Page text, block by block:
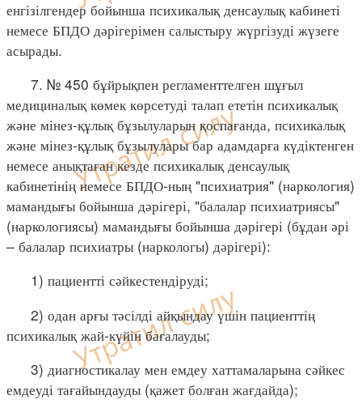
енгізілгендер бойынша психикалық денсаулық кабинеті
немесе БПДО дәрігерімен салыстыру жүргізуді жүзеге
асырады.
7. № 450 бұйрықпен регламенттелген шұғыл
медициналық көмек көрсетуді талап ететін психикалық
және мінез-құлық бұзылуларын қоспағанда, психикалық
және мінез-құлық бұзылулары бар адамдарға күдіктенген
немесе анықтаған кезде психикалық денсаулық
кабинетінің немесе БПДО-ның "психиатрия" (наркология)
мамандығы бойынша дәрігері, "балалар психиатриясы"
(наркологиясы) мамандығы бойынша дәрігері (бұдан әрі
– балалар психиатры (наркологы) дәрігері):
1) пациентті сәйкестендіруді;
2) одан арғы тәсілді айқындау үшін пациенттің
психикалық жай-күйін бағалауды;
3) диагностикалау мен емдеу хаттамаларына сәйкес
емдеуді тағайындауды (қажет болған жағдайда);